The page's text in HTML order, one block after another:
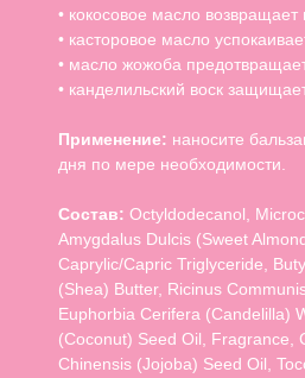
• кокосовое масло возвращает
• касторовое масло
• масло жожоба
• канделильский воск
Применение: наносите
дня по мере необходимости.
Состав: Octyldodecanol,
Amygdalus Dulcis (Sweet
Caprylic/Capric Triglyceride,
(Shea) Butter, Ricinus
Euphorbia Cerifera (Candelilla)
(Coconut) Seed Oil, Fragrance,
Chinensis (Jojoba) Seed Oil,